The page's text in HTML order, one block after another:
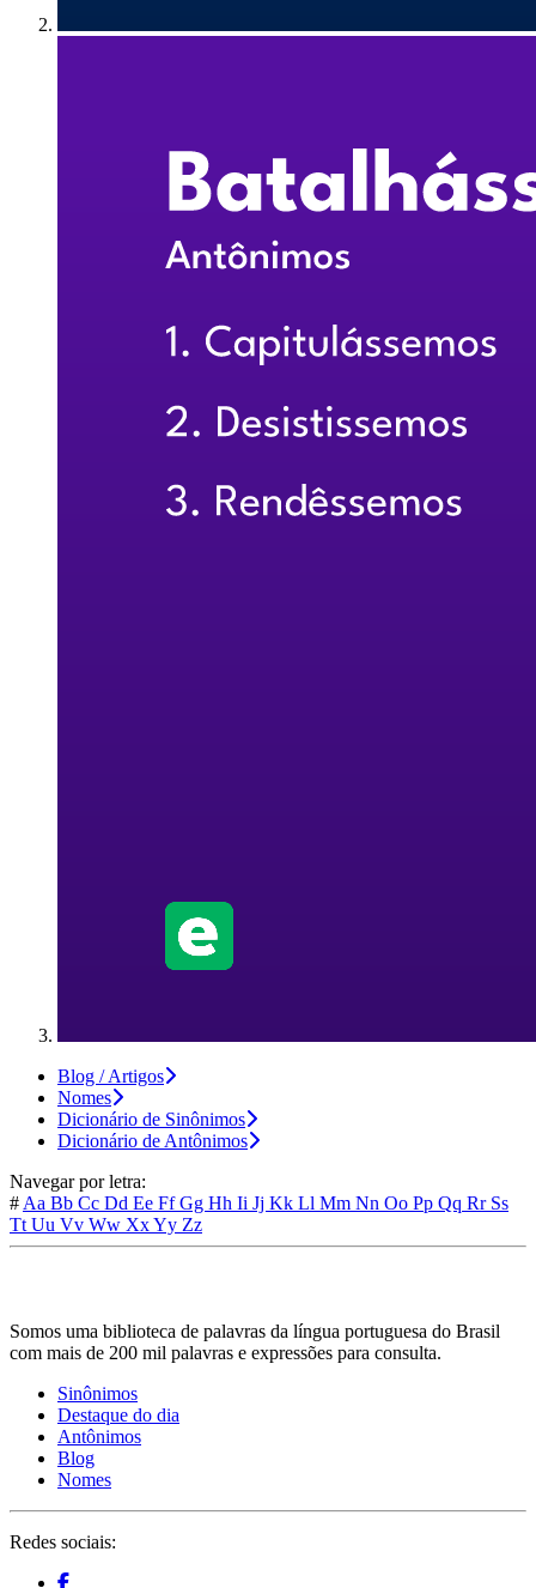
Blog / Artigos
Nomes
Dicionário de Sinônimos
Dicionário de Antônimos
Navegar por letra:
# Aa Bb Cc Dd Ee FfGg Hh Ii Jj Kk Ll Mm Nn Oo Pp Qq Rr Ss
Tt Uu Vv Ww XxYy Zz
Somos uma biblioteca de palavras da língua portuguesa do Brasil
com mais de 200 mil palavras e expressões para consulta.
Sinônimos
Destaque do dia
Antônimos
Blog
Nomes
Redes sociais: